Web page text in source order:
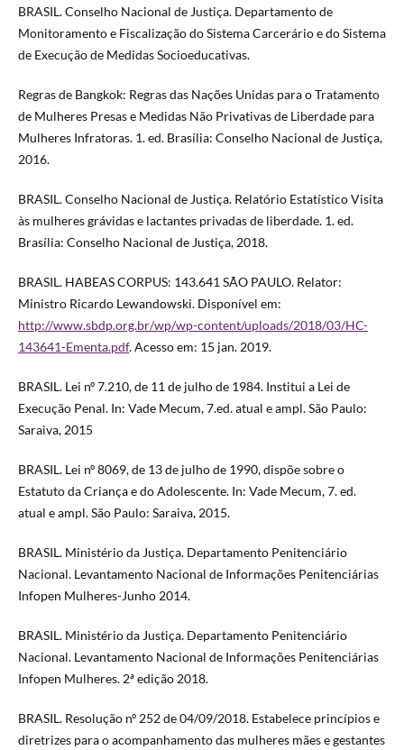
BRASIL. Conselho Nacional de Justiça. Departamento de
Monitoramento e Fiscalização do Sistema Carcerário e do Sistema
de Execução de Medidas Socioeducativas.
Regras de Bangkok: Regras das Nações Unidas para o Tratamento
de Mulheres Presas e Medidas Não Privativas de Liberdade para
Mulheres Infratoras. 1. ed. Brasília: Conselho Nacional de Justiça,
2016.
BRASIL. Conselho Nacional de Justiça. Relatório Estatístico Visita
às mulheres grávidas e lactantes privadas de liberdade. 1. ed.
Brasília: Conselho Nacional de Justiça, 2018.
BRASIL. HABEAS CORPUS: 143.641 SÃO PAULO. Relator:
Ministro Ricardo Lewandowski. Disponível em:
http://www.sbdp.org.br/wp/wp-content/uploads/2018/03/HC-
143641-Ementa.pdf. Acesso em: 15 jan. 2019.
BRASIL. Lei nº 7.210, de 11 de julho de 1984. Institui a Lei de
Execução Penal. In: Vade Mecum, 7.ed. atual e ampl. São Paulo:
Saraiva, 2015
BRASIL. Lei nº 8069, de 13 de julho de 1990, dispõe sobre o
Estatuto da Criança e do Adolescente. In: Vade Mecum, 7. ed.
atual e ampl. São Paulo: Saraiva, 2015.
BRASIL. Ministério da Justiça. Departamento Penitenciário
Nacional. Levantamento Nacional de Informações Penitenciárias
Infopen Mulheres-Junho 2014.
BRASIL. Ministério da Justiça. Departamento Penitenciário
Nacional. Levantamento Nacional de Informações Penitenciárias
Infopen Mulheres. 2ª edição 2018.
BRASIL. Resolução nº 252 de 04/09/2018. Estabelece princípios e
diretrizes para o acompanhamento das mulheres mães e gestantes